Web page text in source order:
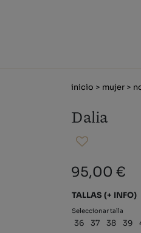
inicio > mujer >
Dalia
95,00 €
TALLAS (+ INFO)
Seleccionar talla
36 37 38 39